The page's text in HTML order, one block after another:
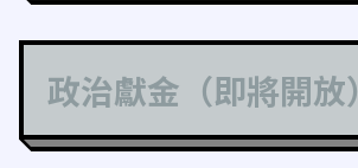
政治獻金（即將開放）